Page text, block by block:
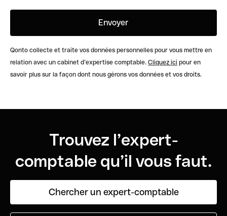
Qonto collecte et traite vos données personnelles pour vous mettre en
relation avec un cabinet d’expertise comptable. Cliquez ici pour en
savoir plus sur la façon dont nous gérons vos données et vos droits.
Trouvez l’expert-
comptable qu’il vous faut.
Chercher un expert-comptable